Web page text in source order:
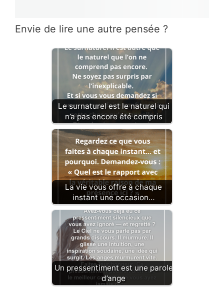
Envie de lire une autre pensée ?
Le surnaturel est le naturel qui
n’a pas encore été compris
La vie vous offre à chaque
instant une occasion…
Un pressentiment est une parole
d’ange